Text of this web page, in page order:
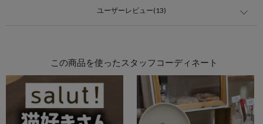
ユーザーレビュー(13)
この商品を使ったスタッフコーディネート